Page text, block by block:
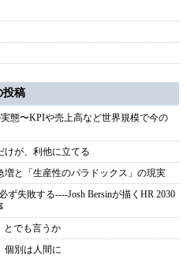
投稿
態〜KPIや売上高など世界規模で今の
けが、利他に立てる
と「生産性のパラドックス」の現実
ず失敗する----Josh Bersinが描くHR 2030
とでも言うか
個別は人間に